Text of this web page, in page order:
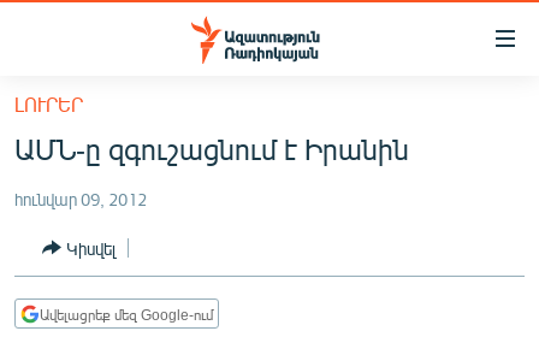
Մատչելիության
հիմնական
բովանդակությանը
հիմնական
մենյուին
Որոնում
ՀԱՅԱՍՏԱՆ
ՔԱՂԱՔԱԿԱՆ
ԸՆՏՐՈՒԹՅՈՒՆՆԵՐ 2026
ԻՐԱՎՈՒՆՔ
ԼՈՒՐԵՐ
ԱՄՆ-ը զգուշացնում է Իրանին
հունվար 09, 2012
Կիսվել
Ավելացրեք մեզ Google-ում